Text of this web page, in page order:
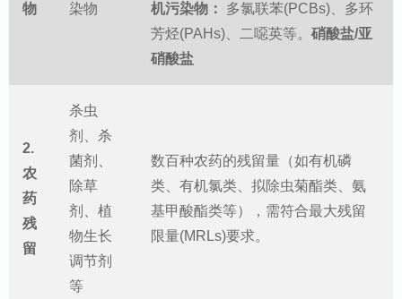
物
染物
机污染物：
多氯联苯(PCBs)、多环
芳烃(PAHs)、二噁英等。 硝酸盐/亚
硝酸盐
2.
农
药
残
留
杀虫
剂、杀
菌剂、
除草
剂、植
物生长
调节剂
等
数百种农药的残留量（如有机磷
类、有机氯类、拟除虫菊酯类、氨
基甲酸酯类等），需符合最大残留
限量(MRLs)要求。